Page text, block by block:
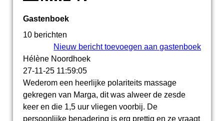
Gastenboek
10 berichten
Nieuw bericht toevoegen aan gastenboek
Hélène Noordhoek
27-11-25 11:59:05
Wederom een heerlijke polariteits massage
gekregen van Marga, dit was alweer de zesde
keer en die 1,5 uur vliegen voorbij. De
persoonlijke benadering is erg prettig en ze vraagt